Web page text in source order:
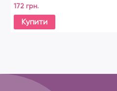
172 грн.
Купити